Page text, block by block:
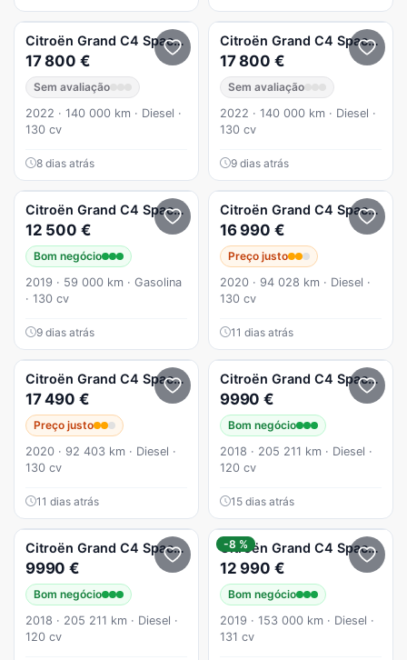
Citroën Grand C4 Spacetourer 1.5 BlueHDi Shine EAT8
17 800 €
Sem avaliação
2022 · 140 000 km · Diesel ·
130 cv
8 dias atrás
Citroën Grand C4 Spacetourer
17 800 €
Sem avaliação
2022 · 140 000 km · Diesel ·
130 cv
9 dias atrás
Citroën Grand C4 Spacetourer
12 500 €
Bom negócio
2019 · 59 000 km · Gasolina
· 130 cv
9 dias atrás
Citroën Grand C4 Spacetourer
16 990 €
Preço justo
2020 · 94 028 km · Diesel ·
130 cv
11 dias atrás
Citroën Grand C4 Spacetourer 1.5 BlueHDi Origins
17 490 €
Preço justo
2020 · 92 403 km · Diesel ·
130 cv
11 dias atrás
Citroën Grand C4 Spacetourer
9990 €
Bom negócio
2018 · 205 211 km · Diesel ·
120 cv
15 dias atrás
Citroën Grand C4 Spacetourer 1.6 BlueHDi Ripcurl
9990 €
Bom negócio
2018 · 205 211 km · Diesel ·
120 cv
-8 %
Citroën Grand C4 Spacetourer
12 990 €
Bom negócio
2019 · 153 000 km · Diesel ·
131 cv